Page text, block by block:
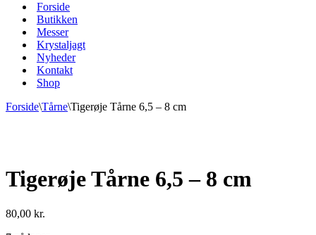
Forside
Butikken
Messer
Krystaljagt
Nyheder
Kontakt
Shop
Forside\Tårne\Tigerøje Tårne 6,5 – 8 cm
Tigerøje Tårne 6,5 – 8 cm
80,00 kr.